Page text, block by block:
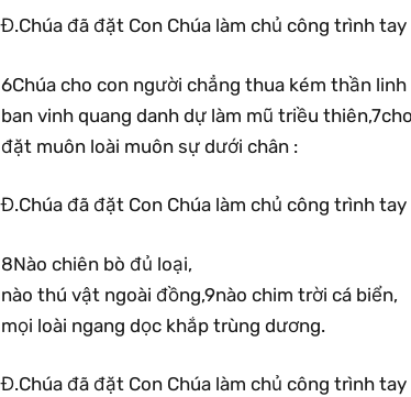
Đ.Chúa đã đặt Con Chúa làm chủ công trình
6Chúa cho con người chẳng thua kém thần linh
ban vinh quang danh dự làm mũ triều
đặt muôn loài muôn sự dưới chân :
Đ.Chúa đã đặt Con Chúa làm chủ công trình
8Nào chiên bò đủ loại,
nào thú vật ngoài đồng,9nào chim trời cá biển,
mọi loài ngang dọc khắp trùng dương.
Đ.Chúa đã đặt Con Chúa làm chủ công trình